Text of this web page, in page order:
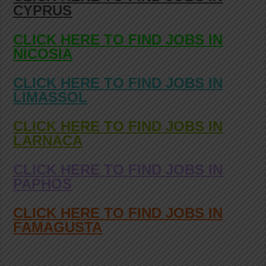
CYPRUS
CLICK HERE TO FIND JOBS IN
NICOSIA
CLICK HERE TO FIND JOBS IN
LIMASSOL
CLICK HERE TO FIND JOBS IN
LARNACA
CLICK HERE TO FIND JOBS IN
PAPHOS
CLICK HERE TO FIND JOBS IN
FAMAGUSTA